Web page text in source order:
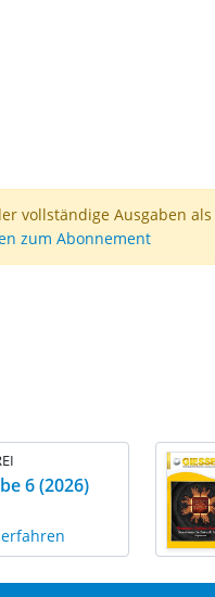
vollständige Ausgaben
zum Abonnement
6 (2026)